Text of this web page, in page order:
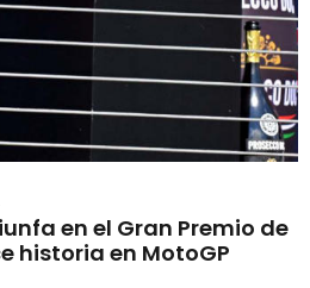
en el Gran Premio de
historia en MotoGP